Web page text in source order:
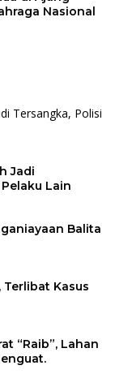
Nasional
Jadi
Lain
Balita
Terlibat Kasus
“Raib”, Lahan